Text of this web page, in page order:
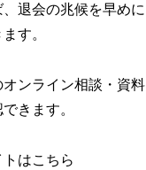
退会の兆候を早めに
す。
ンライン相談・資料
きます。
はこちら